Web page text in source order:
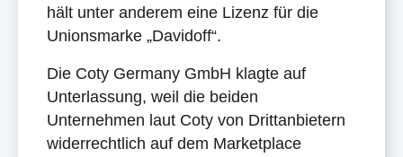
hält unter anderem eine Lizenz für die
Unionsmarke „Davidoff“.
Die Coty Germany GmbH klagte auf
Unterlassung, weil die beiden
Unternehmen laut Coty von Drittanbietern
widerrechtlich auf dem Marketplace